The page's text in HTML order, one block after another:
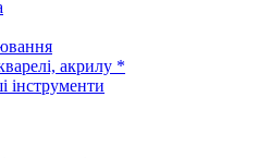
акрилу *
інструменти